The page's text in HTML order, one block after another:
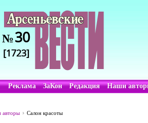
№30
[1723]
Реклама ЗаКон Редакция Наши
Салон красоты